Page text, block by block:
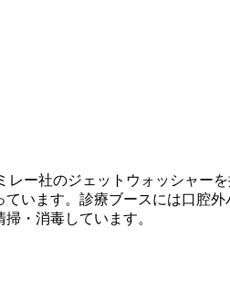
ー社のジェットウォッシャーを
います。診療ブースには口腔外
・消毒しています。